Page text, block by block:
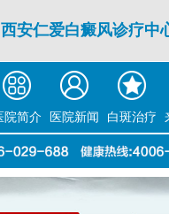
西安仁爱白癜风诊疗中
院简介 医院新闻 白斑治疗